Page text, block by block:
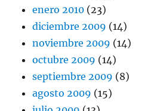
enero 2010 (23)
diciembre 2009 (14)
noviembre 2009 (14)
octubre 2009 (14)
septiembre 2009 (8)
agosto 2009 (15)